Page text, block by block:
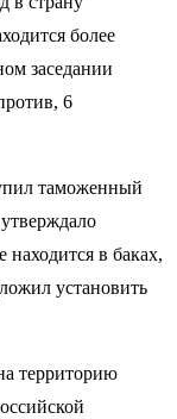
более
заседании
6
таможенный
находится в баках,
установить
территорию